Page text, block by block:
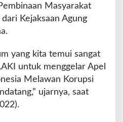
Masyarakat
Kejaksaan Agung
yang kita temui sangat
untuk menggelar Apel
Melawan Korupsi
ujarnya, saat